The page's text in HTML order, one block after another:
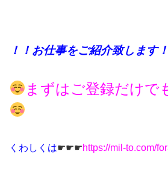
！！お仕事をご紹介致します
まずはご登録だけで
くわしくは☛☛☛https://mil-to.com/